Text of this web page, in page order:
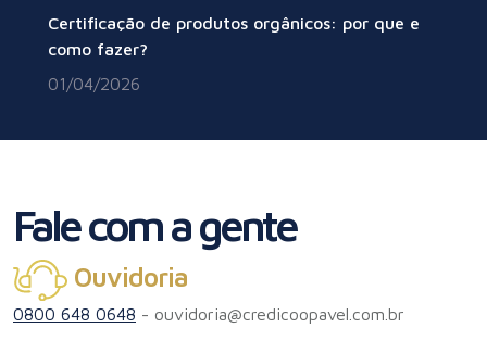
Certificação de produtos orgânicos: por que e
como fazer?
01/04/2026
Fale com a gente
Ouvidoria
0800 648 0648 - ouvidoria@credicoopavel.com.br